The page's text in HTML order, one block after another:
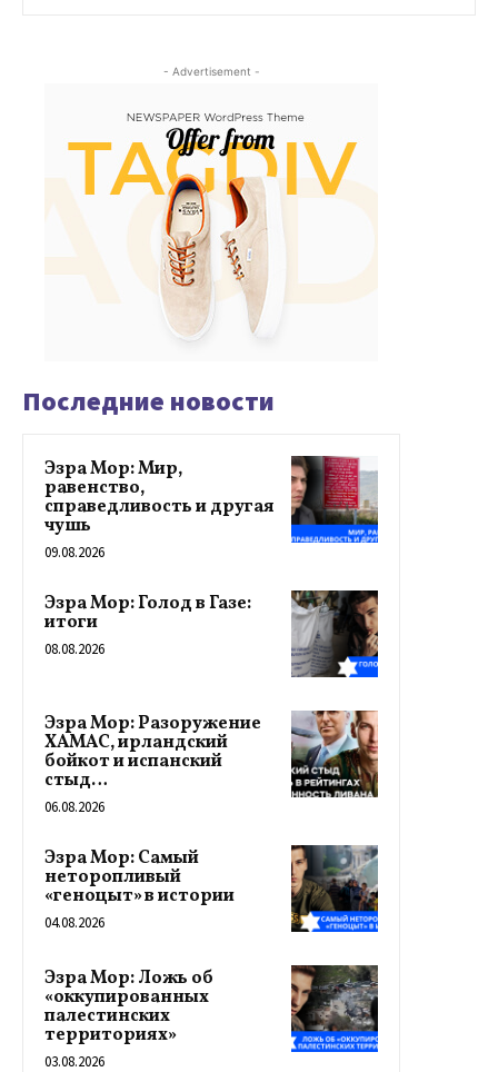
- Advertisement -
Последние новости
Эзра Мор: Мир,
равенство,
справедливость и другая
чушь
09.08.2026
Эзра Мор: Голод в Газе:
итоги
08.08.2026
Эзра Мор: Разоружение
ХАМАС, ирландский
бойкот и испанский
стыд…
06.08.2026
Эзра Мор: Самый
неторопливый
«геноцыт» в истории
04.08.2026
Эзра Мор: Ложь об
«оккупированных
палестинских
территориях»
03.08.2026